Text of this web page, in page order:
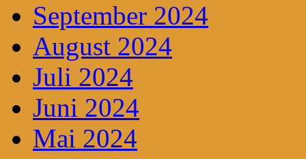
September 2024
August 2024
Juli 2024
Juni 2024
Mai 2024